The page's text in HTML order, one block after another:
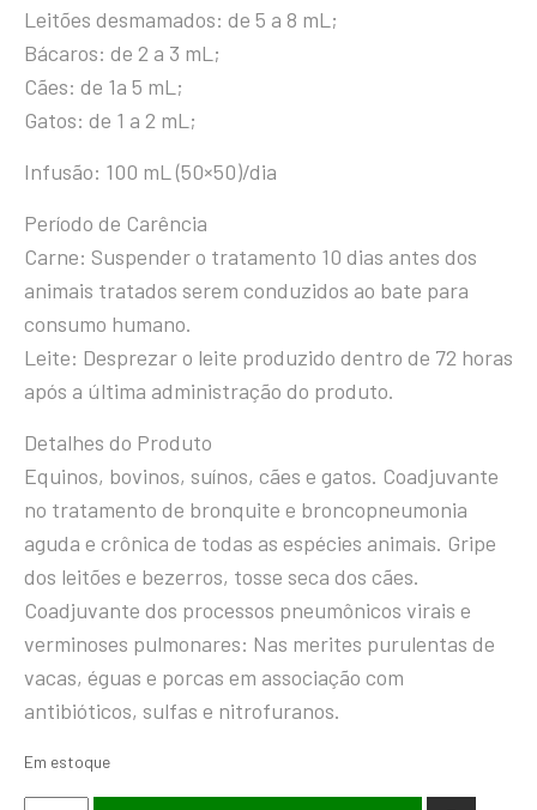
Leitões desmamados: de 5 a 8 mL;
Bácaros: de 2 a 3 mL;
Cães: de 1a 5 mL;
Gatos: de 1 a 2 mL;
Infusão: 100 mL (50×50)/dia
Período de Carência
Carne: Suspender o tratamento 10 dias antes dos
animais tratados serem conduzidos ao bate para
consumo humano.
Leite: Desprezar o leite produzido dentro de 72 horas
após a última administração do produto.
Detalhes do Produto
Equinos, bovinos, suínos, cães e gatos. Coadjuvante
no tratamento de bronquite e broncopneumonia
aguda e crônica de todas as espécies animais. Gripe
dos leitões e bezerros, tosse seca dos cães.
Coadjuvante dos processos pneumônicos virais e
verminoses pulmonares: Nas merites purulentas de
vacas, éguas e porcas em associação com
antibióticos, sulfas e nitrofuranos.
Em estoque